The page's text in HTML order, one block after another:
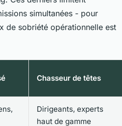
simultanées - pour
de sobriété opérationnelle est
Chasseur de têtes
Dirigeants, experts
haut de gamme